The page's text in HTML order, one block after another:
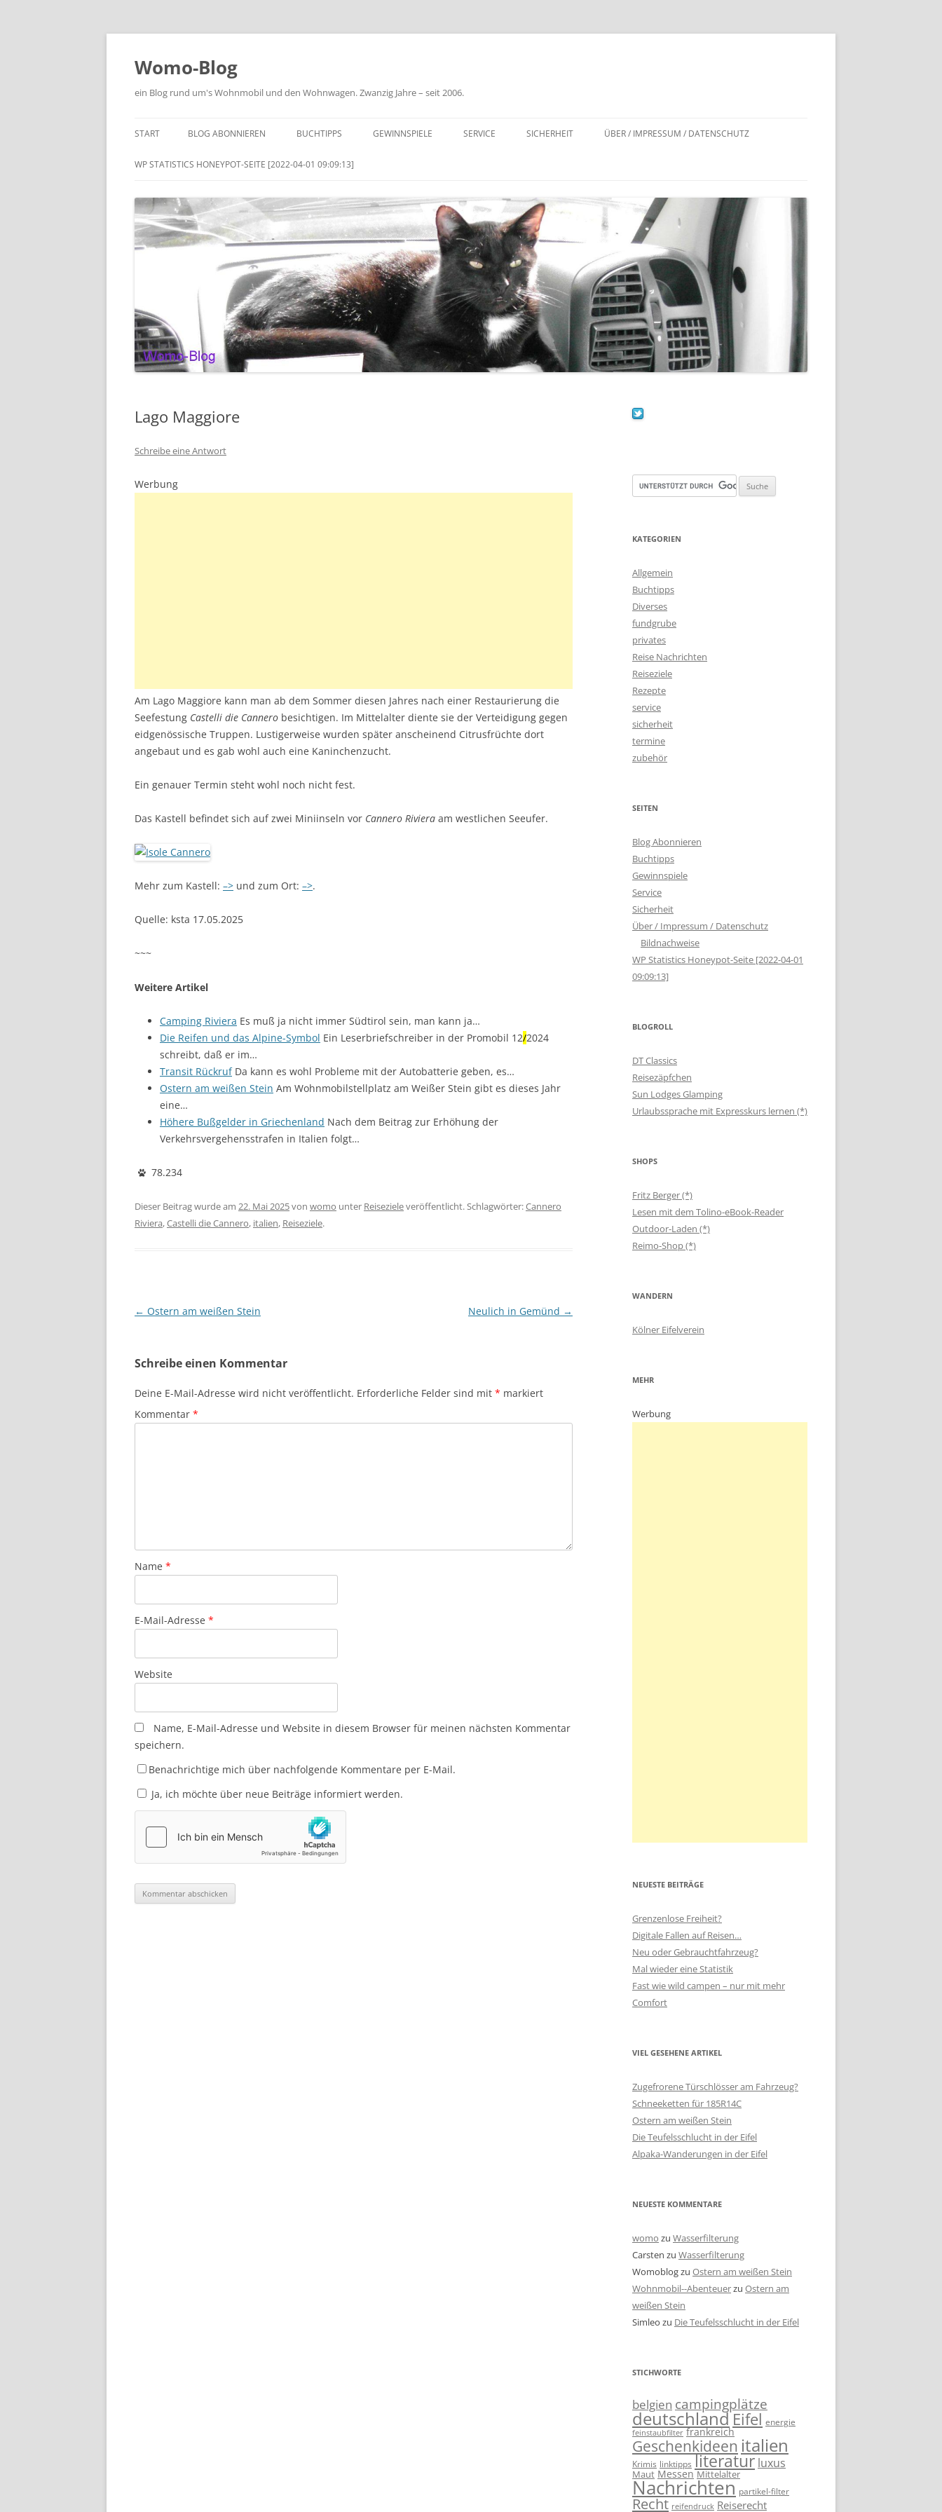
Zum
Womo-Blog
ein Blog rund um's Wohnmobil und den Wohnwagen. Zwanzig Jahre – seit 2006.
START BLOG ABONNIEREN BUCHTIPPS GEWINNSPIELE SERVICE SICHERHEIT ÜBER / IMPRESSUM / DATENSCHUTZ
WP STATISTICS HONEYPOT-SEITE [2022-04-01 09:09:13]
Lago Maggiore
Schreibe eine Antwort
Werbung
Am Lago Maggiore kann man ab dem Sommer diesen Jahres nach einer Restaurierung die
Seefestung Castelli die Cannero besichtigen. Im Mittelalter diente sie der Verteidigung gegen
eidgenössische Truppen. Lustigerweise wurden später anscheinend Citrusfrüchte dort
angebaut und es gab wohl auch eine Kaninchenzucht.
Ein genauer Termin steht wohl noch nicht fest.
Das Kastell befindet sich auf zwei Miniinseln vor Cannero Riviera am westlichen Seeufer.
Mehr zum Kastell: –> und zum Ort: –>.
Quelle: ksta 17.05.2025
~~~
Weitere Artikel
Camping Riviera Es muß ja nicht immer Südtirol sein, man kann ja…
Die Reifen und das Alpine-Symbol Ein Leserbriefschreiber in der Promobil 12/2024
schreibt, daß er im…
Transit RückrufDa kann es wohl Probleme mit der Autobatterie geben, es…
Ostern am weißen Stein Am Wohnmobilstellplatz am Weißer Stein gibt es dieses Jahr
eine…
Höhere Bußgelder in Griechenland Nach dem Beitrag zur Erhöhung der
Verkehrsvergehensstrafen in Italien folgt…
78.234
Dieser Beitrag wurde am 22. Mai 2025von womo unter Reisezieleveröffentlicht. Schlagwörter:Cannero
Riviera,Castelli die Cannero, italien, Reiseziele.
Beitragsnavigation
← Ostern am weißen Stein Neulich in Gemünd →
Schreibe einen Kommentar
Deine E-Mail-Adresse wird nicht veröffentlicht. Erforderliche Felder sind mit * markiert
Kommentar *
Name *
E-Mail-Adresse *
Website
Name, E-Mail-Adresse und Website in diesem Browser für meinen nächsten Kommentar
speichern.
Benachrichtige mich über nachfolgende Kommentare per E-Mail.
Ja, ich möchte über neue Beiträge informiert werden.
KATEGORIEN
Allgemein
Buchtipps
Diverses
fundgrube
privates
Reise Nachrichten
Reiseziele
Rezepte
service
sicherheit
termine
zubehör
SEITEN
Blog Abonnieren
Buchtipps
Gewinnspiele
Service
Sicherheit
Über / Impressum / Datenschutz
Bildnachweise
WP Statistics Honeypot-Seite [2022-04-01
09:09:13]
BLOGROLL
DT Classics
Reisezäpfchen
Sun Lodges Glamping
Urlaubssprache mit Expresskurs lernen (*)
SHOPS
Fritz Berger (*)
Lesen mit dem Tolino-eBook-Reader
Outdoor-Laden (*)
Reimo-Shop (*)
WANDERN
Kölner Eifelverein
MEHR
Werbung
NEUESTE BEITRÄGE
Grenzenlose Freiheit?
Digitale Fallen auf Reisen…
Neu oder Gebrauchtfahrzeug?
Mal wieder eine Statistik
Fast wie wild campen – nur mit mehr
Comfort
VIEL GESEHENE ARTIKEL
Zugefrorene Türschlösser am Fahrzeug?
Schneeketten für 185R14C
Ostern am weißen Stein
Die Teufelsschlucht in der Eifel
Alpaka-Wanderungen in der Eifel
NEUESTE KOMMENTARE
womo zu Wasserfilterung
Carsten zu Wasserfilterung
Womoblogzu Ostern am weißen Stein
Wohnmobil--Abenteuerzu Ostern am
weißen Stein
Simleo zu Die Teufelsschlucht in der Eifel
STICHWORTE
belgien campingplätze
deutschland Eifel energie
feinstaubfilter frankreich
Geschenkideen italien
Krimis linktipps literatur luxus
Maut Messen Mittelalter
Nachrichten partikel-filter
Recht reifendruck Reiserecht